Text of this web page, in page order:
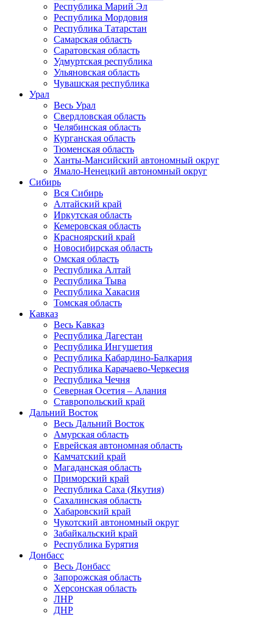
Республика Марий Эл
Республика Мордовия
Республика Татарстан
Самарская область
Саратовская область
Удмуртская республика
Ульяновская область
Чувашская республика
Урал
Весь Урал
Свердловская область
Челябинская область
Курганская область
Тюменская область
Ханты-Мансийский автономный округ
Ямало-Ненецкий автономный округ
Сибирь
Вся Сибирь
Алтайский край
Иркутская область
Кемеровская область
Красноярский край
Новосибирская область
Омская область
Республика Алтай
Республика Тыва
Республика Хакасия
Томская область
Кавказ
Весь Кавказ
Республика Дагестан
Республика Ингушетия
Республика Кабардино-Балкария
Республика Карачаево-Черкесия
Республика Чечня
Северная Осетия – Алания
Ставропольский край
Дальний Восток
Весь Дальний Восток
Амурская область
Еврейская автономная область
Камчатский край
Магаданская область
Приморский край
Республика Саха (Якутия)
Сахалинская область
Хабаровский край
Чукотский автономный округ
Забайкальский край
Республика Бурятия
Донбасс
Весь Донбасс
Запорожская область
Херсонская область
ЛНР
ДНР